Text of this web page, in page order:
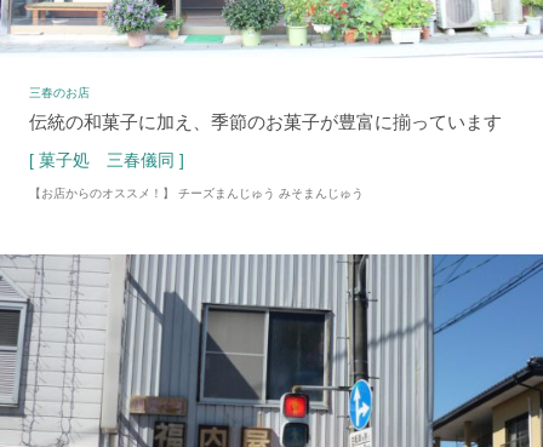
三春のお店
伝統の和菓子に加え、季節のお菓子が豊富に揃っています
[ 菓子処 三春儀同 ]
【お店からのオススメ！】 チーズまんじゅう みそまんじゅう